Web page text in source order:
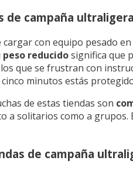
de campaña
con equipo pesado
peso reducidosignifica que
que se frustran con
minutos estás
de estas tiendas son
a solitarios como a
de campaña